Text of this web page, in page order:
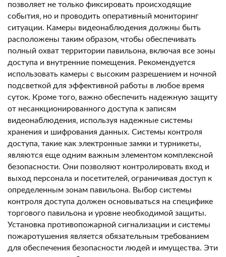
позволяет не только фиксировать происходящие
события‚ но и проводить оперативный мониторинг
ситуации. Камеры видеонаблюдения должны быть
расположены таким образом‚ чтобы обеспечивать
полный охват территории павильона‚ включая все зоны
доступа и внутренние помещения. Рекомендуется
использовать камеры с высоким разрешением и ночной
подсветкой для эффективной работы в любое время
суток. Кроме того‚ важно обеспечить надежную защиту
от несанкционированного доступа к записям
видеонаблюдения‚ используя надежные системы
хранения и шифрования данных. Системы контроля
доступа‚ такие как электронные замки и турникеты‚
являются еще одним важным элементом комплексной
безопасности. Они позволяют контролировать вход и
выход персонала и посетителей‚ ограничивая доступ к
определенным зонам павильона. Выбор системы
контроля доступа должен основываться на специфике
торгового павильона и уровне необходимой защиты.
Установка противопожарной сигнализации и системы
пожаротушения является обязательным требованием
для обеспечения безопасности людей и имущества. Эти